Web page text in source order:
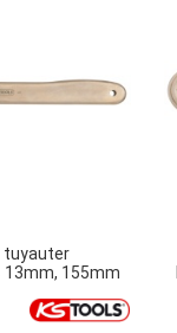
tuyauter
13mm, 155mm